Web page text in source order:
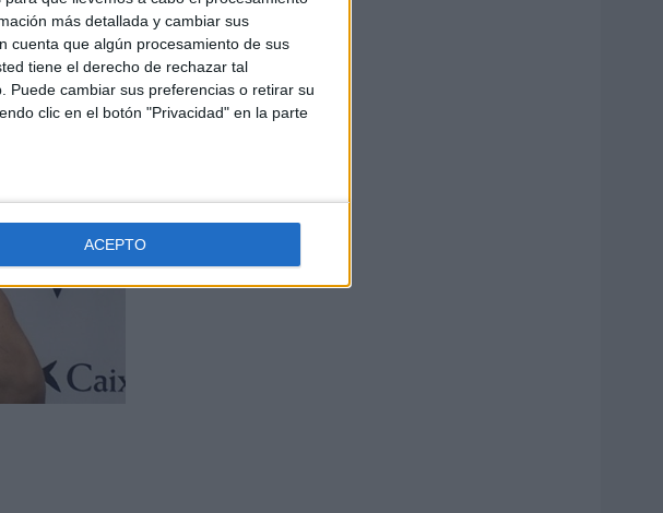
más detallada y cambiar sus
cuenta que algún procesamiento de sus
tiene el derecho de rechazar tal
Puede cambiar sus preferencias o retirar su
clic en el botón "Privacidad" en la parte
ACEPTO